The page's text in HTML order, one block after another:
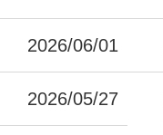
2026/06/01
2026/05/27